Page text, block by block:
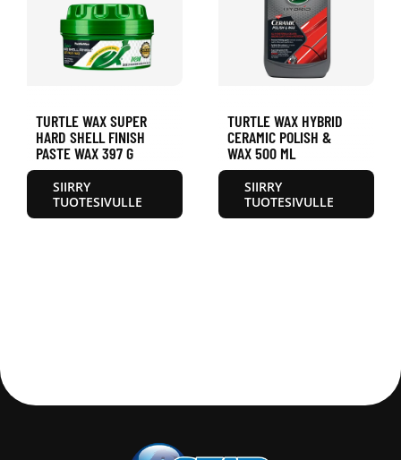
TURTLE WAX SUPER
HARD SHELL FINISH
PASTE WAX 397 G
SIIRRY
TUOTESIVULLE
TURTLE WAX HYBRID
CERAMIC POLISH &
WAX 500 ML
SIIRRY
TUOTESIVULLE